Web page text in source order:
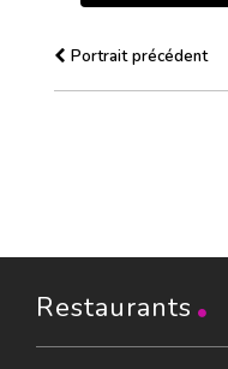
Portrait précédent
Restaurants